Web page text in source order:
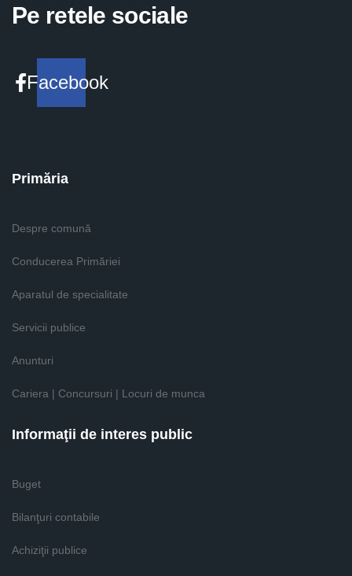
Pe retele sociale
Facebook
Primăria
Despre comună
Conducerea Primăriei
Aparatul de specialitate
Servicii publice
Anunturi
Cariera | Concursuri | Locuri de munca
Informaţii de interes public
Buget
Bilanţuri contabile
Achiziţii publice